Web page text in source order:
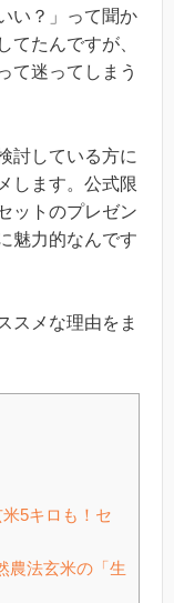
い？」って聞か
てたんですが、
て迷ってしまう
討している方に
します。公式限
ットのプレゼン
魅力的なんです
スメな理由をま
5キロも！セ
農法玄米の「生